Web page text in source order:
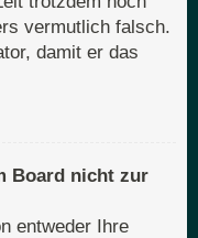
vermutlich falsch.
damit er das
Board nicht zur
entweder Ihre